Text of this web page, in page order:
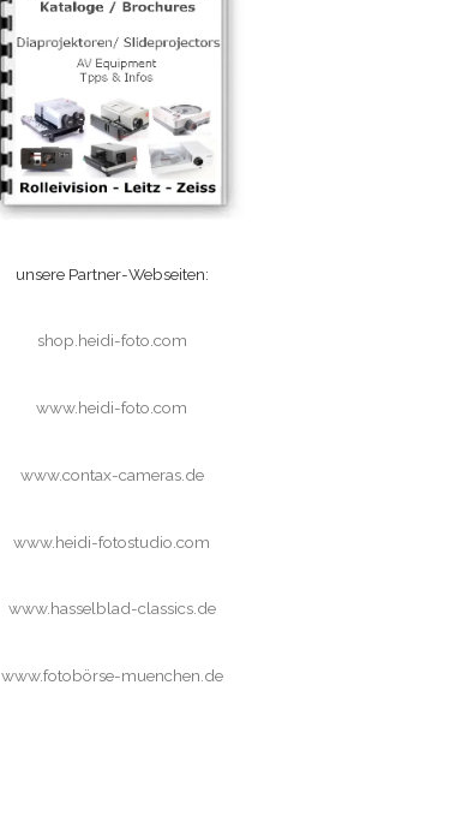
unsere Partner-Webseiten:
shop.heidi-foto.com
www.heidi-foto.com
www.contax-cameras.de
www.heidi-fotostudio.com
www.hasselblad-classics.de
www.fotobörse-muenchen.de